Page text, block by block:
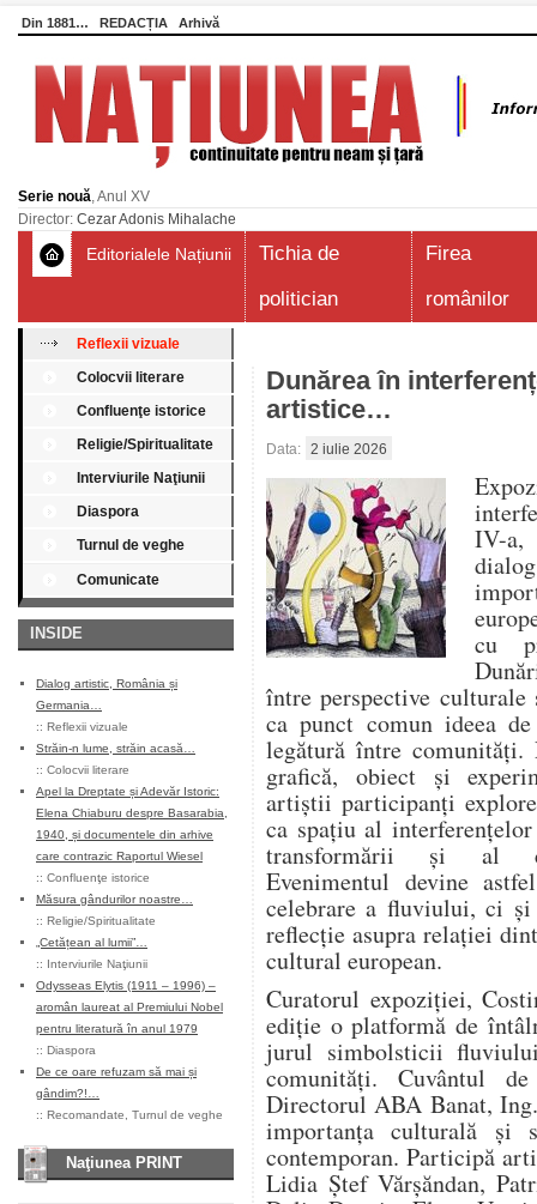
Din 1881… REDACȚIA Arhivă
Serie nouă, Anul XV
Director: Cezar Adonis Mihalache
Editorialele Națiunii
Tichia de
politician
Firea
românilor
Reflexii vizuale
Colocvii literare
Confluenţe istorice
Religie/Spiritualitate
Interviurile Naţiunii
Diaspora
Turnul de veghe
Comunicate
INSIDE
Dialog artistic, România și
Germania…
:: Reflexii vizuale
Străin-n lume, străin acasă…
:: Colocvii literare
Apel la Dreptate și Adevăr Istoric:
Elena Chiaburu despre Basarabia,
1940, și documentele din arhive
care contrazic Raportul Wiesel
:: Confluenţe istorice
Măsura gândurilor noastre…
:: Religie/Spiritualitate
„Cetățean al lumii”…
:: Interviurile Naţiunii
Odysseas Elytis (1911 – 1996) –
aromân laureat al Premiului Nobel
pentru literatură în anul 1979
:: Diaspora
De ce oare refuzam să mai și
gândim?!…
:: Recomandate Turnul de veghe
Naţiunea PRINT
Dunărea în
artistice…
Data: 2 iulie 2026
IV-a,
cu
între perspective culturale
ca punct comun ideea de
legătură între comunități.
grafică, obiect și
artiștii participanți
ca spațiu al
transformării și al
Evenimentul devine
celebrare a fluviului, ci
reflecție asupra relației
cultural european.
Curatorul expoziției,
ediție o platformă de
jurul simbolsticii
comunități. Cuvântul
Directorul ABA Banat,
importanța culturală și
contemporan. Participă
Lidia Ștef Vărșăndan,